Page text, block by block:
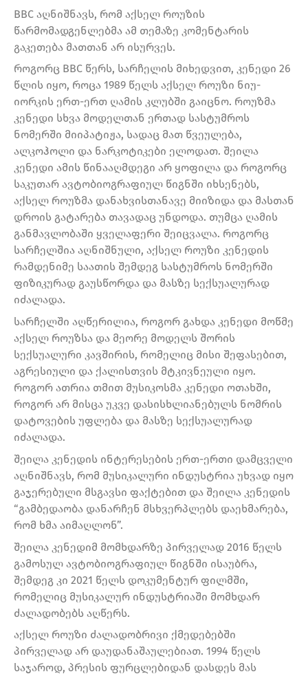
BBC აღნიშნავს, რომ აქსელ როუზის
წარმომადგენლებმა ამ თემაზე კომენტარის
გაკეთება მათთან არ ისურვეს.
როგორც BBC წერს, სარჩელის მიხედვით, კენედი 26
წლის იყო, როცა 1989 წელს აქსელ როუზი ნიუ-
იორკის ერთ-ერთ ღამის კლუბში გაიცნო. როუზმა
კენედი სხვა მოდელთან ერთად სასტუმროს
ნომერში მიიპატიჟა, სადაც მათ წვეულება,
ალკოჰოლი და ნარკოტიკები ელოდათ. შეილა
კენედი ამის წინააღმდეგი არ ყოფილა და როგორც
საკუთარ ავტობიოგრაფიულ წიგნში იხსენებს,
აქსელ როუზმა დანახვისთანავე მიიზიდა და მასთან
დროის გატარება თავადაც უნდოდა. თუმცა ღამის
განმავლობაში ყველაფერი შეიცვალა. როგორც
სარჩელშია აღნიშნული, აქსელ როუზი კენედის
რამდენიმე საათის შემდეგ სასტუმროს ნომერში
ფიზიკურად გაუსწორდა და მასზე სექსუალურად
იძალადა.
სარჩელში აღწერილია, როგორ გახდა კენედი მოწმე
აქსელ როუზსა და მეორე მოდელს შორის
სექსუალური კავშირის, რომელიც მისი შეფასებით,
აგრესიული და ქალისთვის მტკივნეული იყო.
როგორ ათრია თმით მუსიკოსმა კენედი ოთახში,
როგორ არ მისცა უკვე დასისხლიანებულს ნომრის
დატოვების უფლება და მასზე სექსუალურად
იძალადა.
შეილა კენედის ინტერესების ერთ-ერთი დამცველი
აღნიშნავს, რომ მუსიკალური ინდუსტრია უხვად იყო
გაჯერებული მსგავსი ფაქტებით და შეილა კენედის
“გამბედაობა დანარჩენ მსხვერპლებს დაეხმარება,
რომ ხმა აიმაღლონ”.
შეილა კენედიმ მომხდარზე პირველად 2016 წელს
გამოსულ ავტობიოგრაფიულ წიგნში ისაუბრა,
შემდეგ კი 2021 წელს დოკუმენტურ ფილმში,
რომელიც მუსიკალურ ინდუსტრიაში მომხდარ
ძალადობებს აღწერს.
აქსელ როუზი ძალადობრივი ქმედებებში
პირველად არ დაუდანაშაულებიათ. 1994 წელს
საჯაროდ, პრესის ფურცლებიდან დასდეს მას